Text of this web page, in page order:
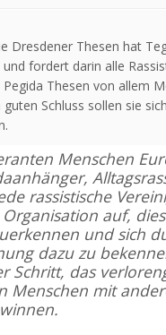
Dresdener Thesen hat
fordert darin alle
Thesen von allem
Schluss sollen sie
Menschen
rassistische
Organisation auf,
und sich
dazu zu
Schritt, das
Menschen mit